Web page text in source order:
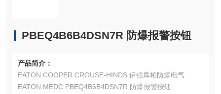
PBEQ4B6B4DSN7R 防爆报警按钮
产品简介：
EATON COOPER CROUSE-HINDS 伊顿库柏防爆电气
EATON MEDC PBEQ4B6B4DSN7R 防爆报警按钮